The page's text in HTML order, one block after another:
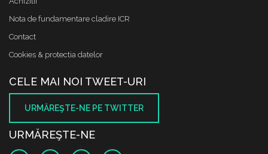
Nota de fundamentare cladire ICR
Contact
Cookies & protectia datelor
CELE MAI NOI TWEET-URI
URMĂREŞTE-NE PE TWITTER
URMĂREŞTE-NE